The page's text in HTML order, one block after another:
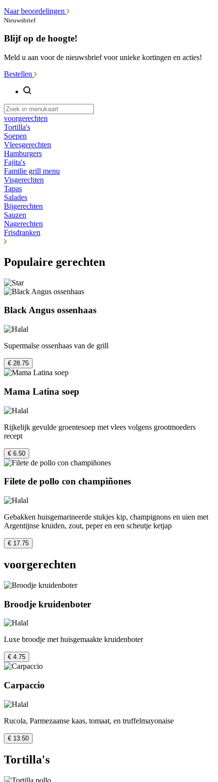
Naar beoordelingen
Nieuwsbrief
Blijf op de hoogte!
Meld u aan voor de nieuwsbrief voor unieke kortingen en acties!
Bestellen
voorgerechten
Tortilla's
Soepen
Vleesgerechten
Hamburgers
Fajita's
Familie grill menu
Visgerechten
Tapas
Salades
Bijgerechten
Sauzen
Nagerechten
Frisdranken
Populaire gerechten
Black Angus ossenhaas
Supermalse ossenhaas van de grill
€ 28.75
Mama Latina soep
Rijkelijk gevulde groentesoep met vlees volgens grootmoeders
recept
€ 6.50
Filete de pollo con champiñones
Gebakken huisgemarineerde stukjes kip, champignons en uien met
Argentijnse kruiden, zout, peper en een scheutje ketjap
€ 17.75
voorgerechten
Broodje kruidenboter
Luxe broodje met huisgemaakte kruidenboter
€ 4.75
Carpaccio
Rucola, Parmezaanse kaas, tomaat, en truffelmayonaise
€ 13.50
Tortilla's